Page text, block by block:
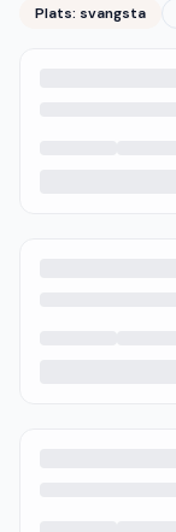
Plats: svangsta